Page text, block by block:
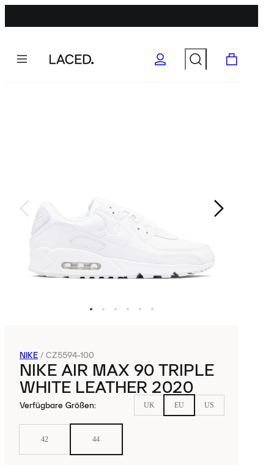
NIKE / CZ5594-100
NIKE AIR MAX 90 TRIPLE
WHITE LEATHER 2020
Verfügbare Größen: UK EU US
42 44